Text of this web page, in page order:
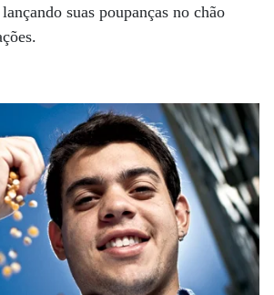
suas poupanças no chão